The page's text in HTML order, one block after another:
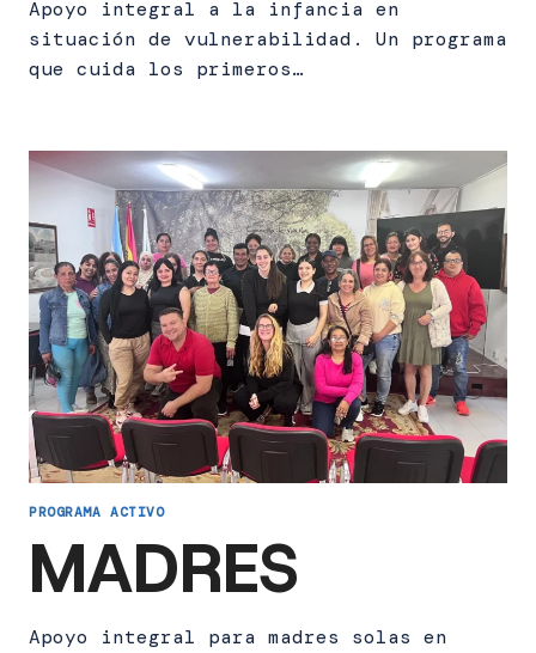
Apoyo integral a la infancia en
situación de vulnerabilidad. Un programa
que cuida los primeros…
PROGRAMA ACTIVO
MADRES
Apoyo integral para madres solas en